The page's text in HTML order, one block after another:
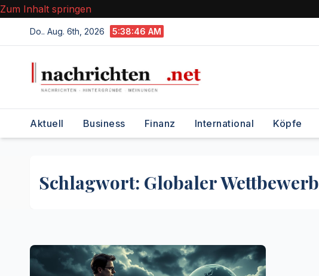
Zum Inhalt springen
Do.. Aug. 6th, 2026 5:38:47 AM
Aktuell Business Finanz International Köpfe
Schlagwort: Globaler Wettbewerb